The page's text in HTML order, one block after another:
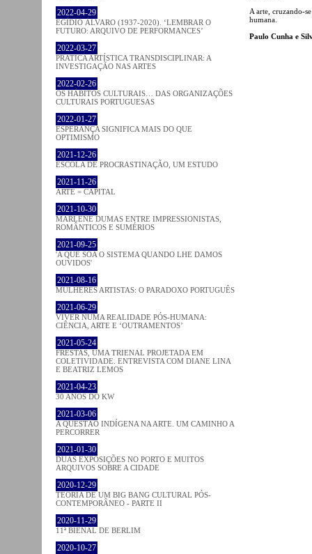
2022-04-29
EGÍDIO ÁLVARO (1937-2020). ‘LEMBRAR O
FUTURO: ARQUIVO DE PERFORMANCES’
2022-03-27
PRATICA ARTÍSTICA TRANSDISCIPLINAR: A
INVESTIGAÇÃO NAS ARTES
2022-02-26
OS HÁBITOS CULTURAIS… DAS ORGANIZAÇÕES
CULTURAIS PORTUGUESAS
2022-01-27
ESPERANÇA SIGNIFICA MAIS DO QUE
OPTIMISMO
2021-12-26
ESCOLA DE PROCRASTINAÇÃO, UM ESTUDO
2021-11-26
ARTE = CAPITAL
2021-10-30
MARLENE DUMAS ENTRE IMPRESSIONISTAS,
ROMÂNTICOS E SUMÉRIOS
2021-09-25
'A QUE SOA O SISTEMA QUANDO LHE DAMOS
OUVIDOS'
2021-08-16
MULHERES ARTISTAS: O PARADOXO PORTUGUÊS
2021-06-29
VIVER NUMA REALIDADE PÓS-HUMANA:
CIÊNCIA, ARTE E ‘OUTRAMENTOS’
2021-05-24
FRESTAS, UMA TRIENAL PROJETADA EM
COLETIVIDADE. ENTREVISTA COM DIANE LINA
E BEATRIZ LEMOS
2021-04-23
30 ANOS DO KW
2021-03-06
A QUESTÃO INDÍGENA NA ARTE. UM CAMINHO A
PERCORRER
2021-01-30
DUAS EXPOSIÇÕES NO PORTO E MUITOS
ARQUIVOS SOBRE A CIDADE
2020-12-29
TEORIA DE UM BIG BANG CULTURAL PÓS-
CONTEMPORÂNEO - PARTE II
2020-11-29
11ª BIENAL DE BERLIM
2020-10-27
A arte, cruzando-
humana.
Paulo Cunha e